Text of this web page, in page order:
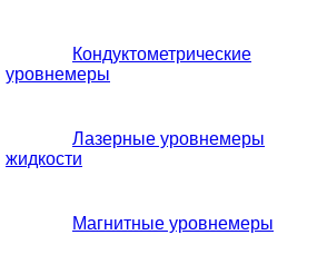
Кондуктометрические
уровнемеры
Лазерные уровнемеры
жидкости
Магнитные уровнемеры